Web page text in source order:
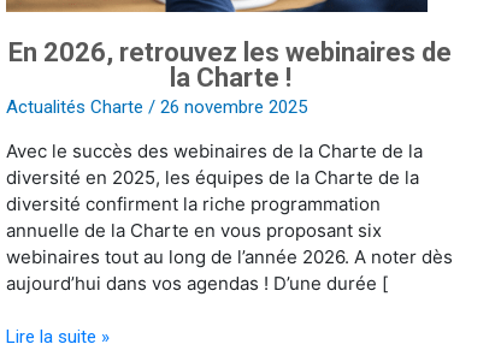
En 2026, retrouvez les webinaires de
la Charte !
Actualités Charte / 26 novembre 2025
Avec le succès des webinaires de la Charte de la
diversité en 2025, les équipes de la Charte de la
diversité confirment la riche programmation
annuelle de la Charte en vous proposant six
webinaires tout au long de l’année 2026. A noter dès
aujourd’hui dans vos agendas ! D’une durée [
Lire la suite »